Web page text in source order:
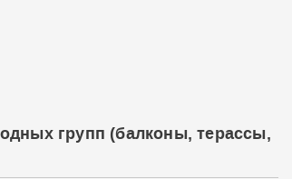
групп (балконы, терассы,